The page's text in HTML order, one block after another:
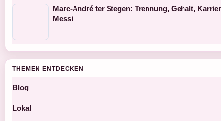
Marc-André ter Stegen: Trennung, Gehalt,
Messi
THEMEN ENTDECKEN
Blog
Lokal